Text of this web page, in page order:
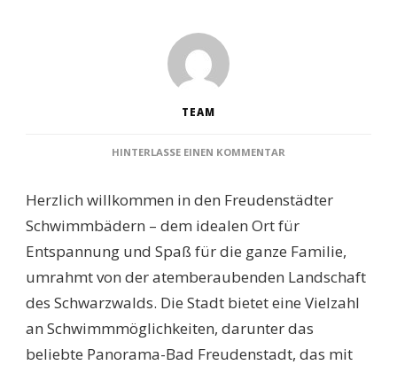
TEAM
HINTERLASSE EINEN KOMMENTAR
ENTDECKEN
SIE
DIE
BESTEN
FÜR
FAMILIE
FREIZEIT
Herzlich willkommen in den Freudenstädter
Schwimmbädern – dem idealen Ort für
Entspannung und Spaß für die ganze Familie,
umrahmt von der atemberaubenden Landschaft
des Schwarzwalds. Die Stadt bietet eine Vielzahl
an Schwimmmöglichkeiten, darunter das
beliebte Panorama-Bad Freudenstadt, das mit